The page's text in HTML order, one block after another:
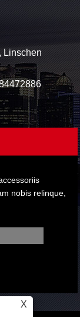
Linschen
nobis relinque,
X